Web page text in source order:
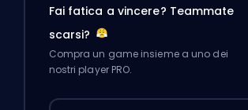
Fai fatica a vincere? Teammate
scarsi?
Compra un game insieme a uno dei
nostri player PRO.